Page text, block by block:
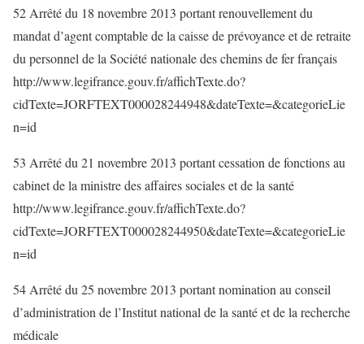
52 Arrêté du 18 novembre 2013 portant renouvellement du
mandat d’agent comptable de la caisse de prévoyance et de retraite
du personnel de la Société nationale des chemins de fer français
http://www.legifrance.gouv.fr/affichTexte.do?
cidTexte=JORFTEXT000028244948&dateTexte=&categorieLie
n=id
53 Arrêté du 21 novembre 2013 portant cessation de fonctions au
cabinet de la ministre des affaires sociales et de la santé
http://www.legifrance.gouv.fr/affichTexte.do?
cidTexte=JORFTEXT000028244950&dateTexte=&categorieLie
n=id
54 Arrêté du 25 novembre 2013 portant nomination au conseil
d’administration de l’Institut national de la santé et de la recherche
médicale